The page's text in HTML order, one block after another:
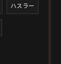
ハスラー